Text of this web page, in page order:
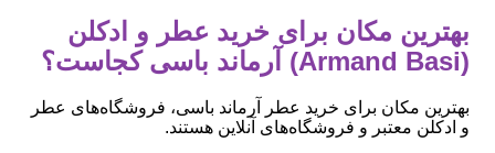
بهترین مکان برای خرید عطر و ادکلن
(Armand Basi) آرماند باسی کجاست؟
بهترین مکان برای خرید عطر آرماند باسی، فروشگاه‌های عطر
و ادکلن معتبر و فروشگاه‌های آنلاین هستند.